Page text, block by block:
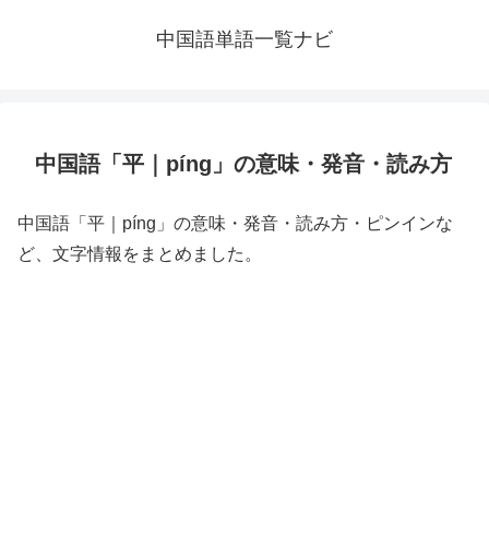
中国語単語一覧ナビ
中国語「平｜píng」の意味・発音・読み方
中国語「平｜píng」の意味・発音・読み方・ピンインな
ど、文字情報をまとめました。